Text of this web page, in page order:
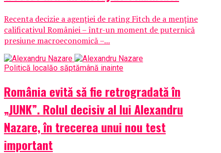
Recenta decizie a agenției de rating Fitch de a menține
calificativul României – într-un moment de puternică
presiune macroeconomică –...
Politică localăo săptămână inainte
România evită să fie retrogradată în
„JUNK”. Rolul decisiv al lui Alexandru
Nazare, în trecerea unui nou test
important